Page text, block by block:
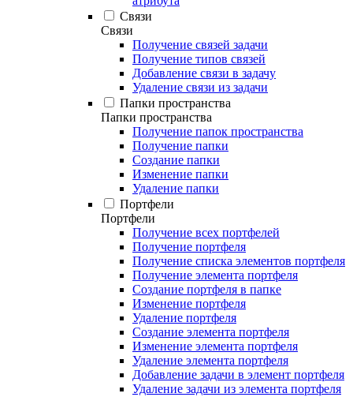
Связи
Связи
Получение связей задачи
Получение типов связей
Добавление связи в задачу
Удаление связи из задачи
Папки пространства
Папки пространства
Получение папок пространства
Получение папки
Создание папки
Изменение папки
Удаление папки
Портфели
Портфели
Получение всех портфелей
Получение портфеля
Получение списка элементов портфеля
Получение элемента портфеля
Создание портфеля в папке
Изменение портфеля
Удаление портфеля
Создание элемента портфеля
Изменение элемента портфеля
Удаление элемента портфеля
Добавление задачи в элемент портфеля
Удаление задачи из элемента портфеля